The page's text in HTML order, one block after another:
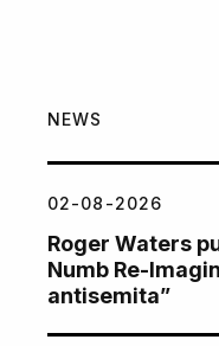
NEWS
02-08-2026
Roger Waters
Numb Re-
antisemita”